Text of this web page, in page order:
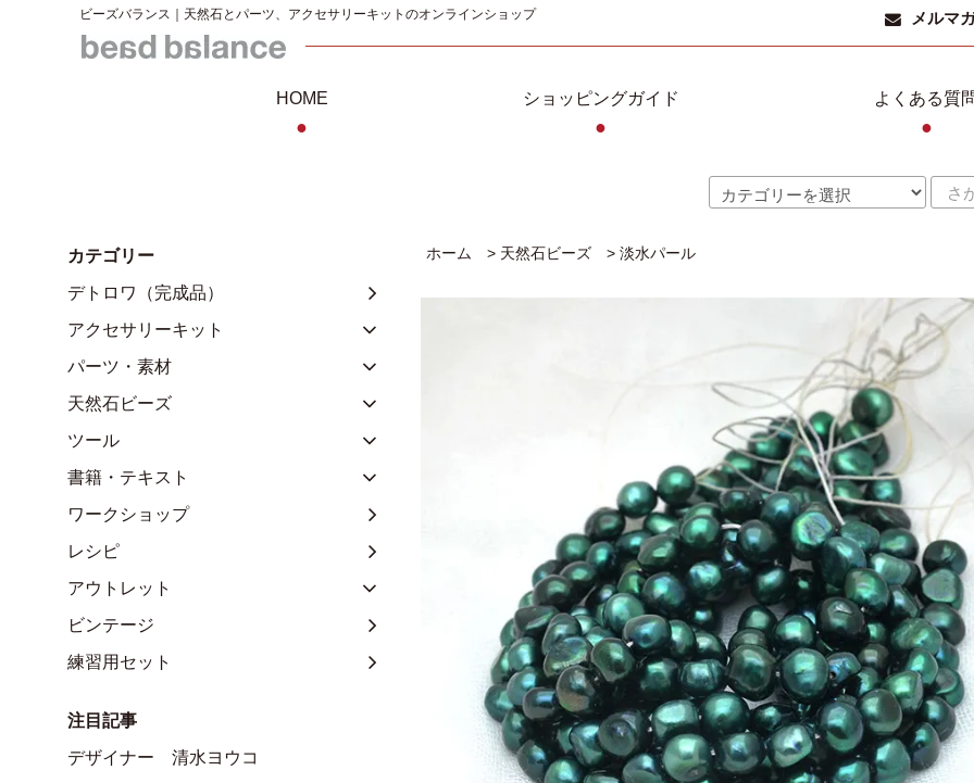
ビーズバランス｜天然石とパーツ、アクセサリーキットのオンラインショップ メルマ
HOME
●
ショッピングガイド
●
よくある質
●
ホーム > 天然石ビーズ > 淡水パール
カテゴリー
デトロワ（完成品）
アクセサリーキット
パーツ・素材
天然石ビーズ
ツール
書籍・テキスト
ワークショップ
レシピ
アウトレット
ビンテージ
練習用セット
注目記事
デザイナー 清水ヨウコ